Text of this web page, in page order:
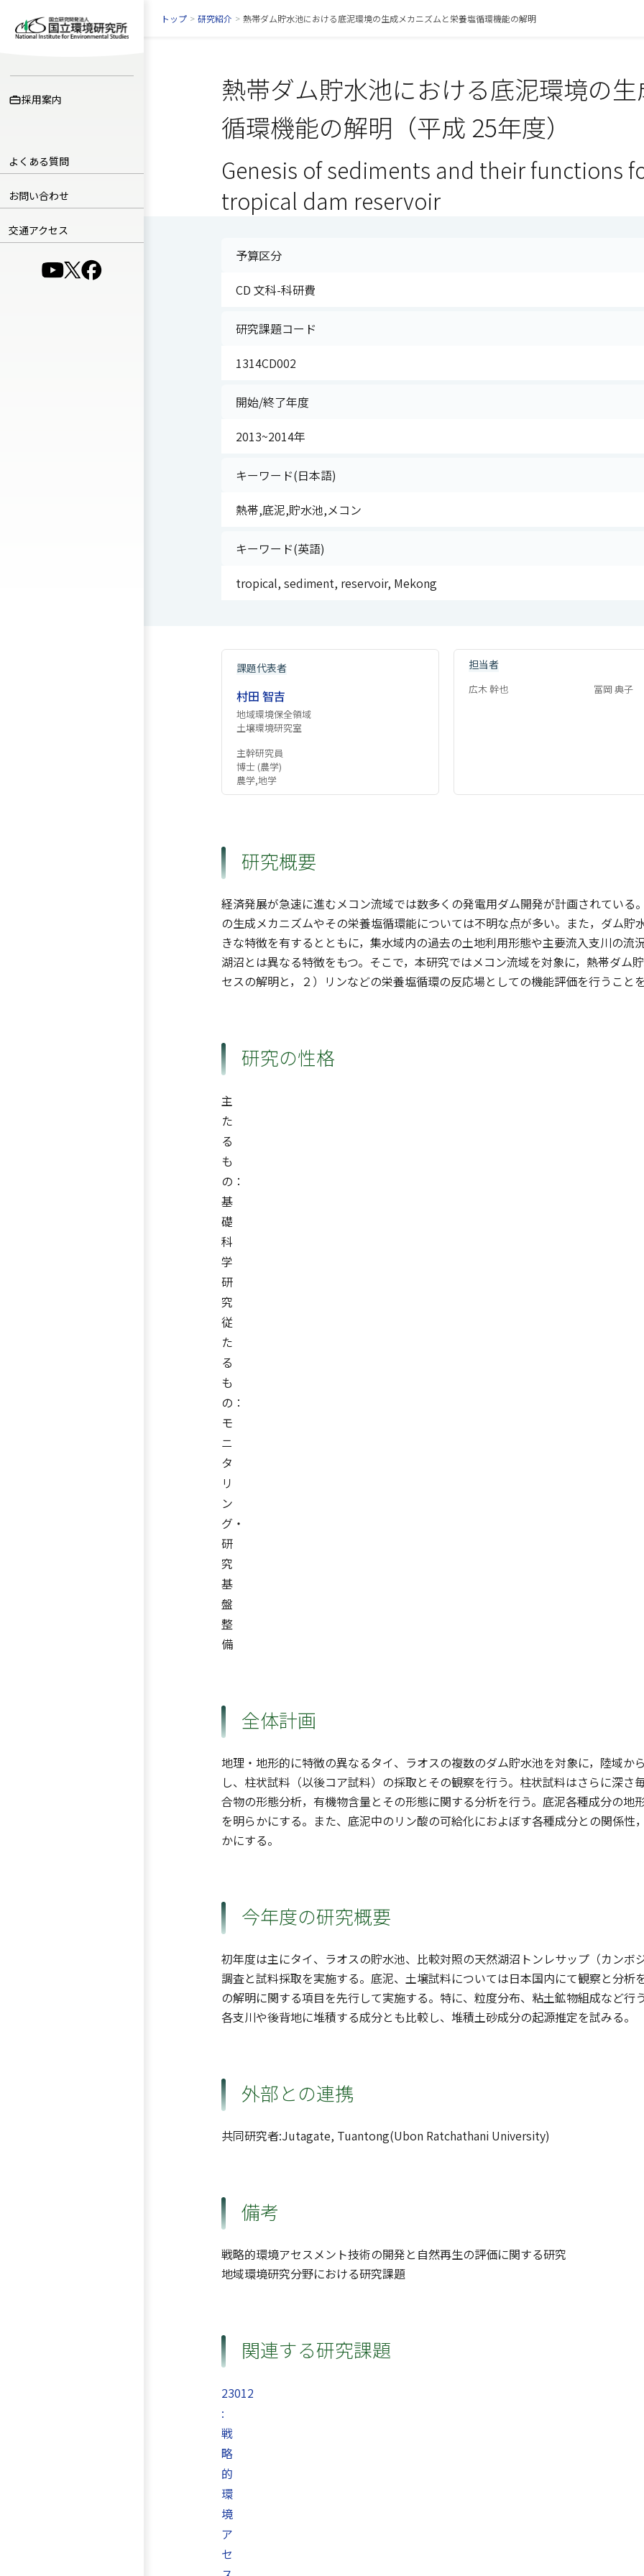
採用案内
よくある質問
お問い合わせ
交通アクセス
（別ウインドウで開きます）
（別ウインドウで開きます）
（別ウインドウで開きます）
トップ > 研究紹介 > 熱帯ダム貯水池における底泥環境の生成メカニズムと栄養塩循環機能の解明
熱帯ダム貯水池における底泥環境の
循環機能の解明（平成 25年度）
Genesis of sediments and their functions
tropical dam reservoir
予算区分
CD 文科-科研費
研究課題コード
1314CD002
開始/終了年度
2013~2014年
キーワード(日本語)
熱帯,底泥,貯水池,メコン
キーワード(英語)
tropical, sediment, reservoir, Mekong
課題代表者
村田 智吉
地域環境保全領域
土壌環境研究室
主幹研究員
博士 (農学)
農学,地学
担当者
広木 幹也 冨岡 典子
研究概要
経済発展が急速に進むメコン流域では数多くの発電用ダム開発が計画されてい
の生成メカニズムやその栄養塩循環能については不明な点が多い。また，ダム
きな特徴を有するとともに，集水域内の過去の土地利用形態や主要流入支川の
湖沼とは異なる特徴をもつ。そこで，本研究ではメコン流域を対象に，熱帯ダム
セスの解明と，２）リンなどの栄養塩循環の反応場としての機能評価を行うこと
研究の性格
主
た
る
も
の：
基
礎
科
学
研
究
従
た
る
も
の：
モ
ニ
タ
リ
ン
グ・
研
究
基
盤
整
備
全体計画
地理・地形的に特徴の異なるタイ、ラオスの複数のダム貯水池を対象に，陸域か
し、柱状試料（以後コア試料）の採取とその観察を行う。柱状試料はさらに深
合物の形態分析，有機物含量とその形態に関する分析を行う。底泥各種成分の地
を明らかにする。また、底泥中のリン酸の可給化におよぼす各種成分との関係性
かにする。
今年度の研究概要
初年度は主にタイ、ラオスの貯水池、比較対照の天然湖沼トンレサップ（カンボ
調査と試料採取を実施する。底泥、土壌試料については日本国内にて観察と分析
の解明に関する項目を先行して実施する。特に、粒度分布、粘土鉱物組成など行
各支川や後背地に堆積する成分とも比較し、堆積土砂成分の起源推定を試みる。
外部との連携
共同研究者:Jutagate, Tuantong(Ubon Ratchathani University)
備考
戦略的環境アセスメント技術の開発と自然再生の評価に関する研究
地域環境研究分野における研究課題
関連する研究課題
23012
:
戦
略
的
環
境
ア
セ